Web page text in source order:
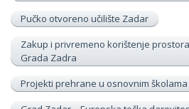
Pučko otvoreno učilište Zadar
Zakup i privremeno korištenje
Grada Zadra
Projekti prehrane u osnovnim školama